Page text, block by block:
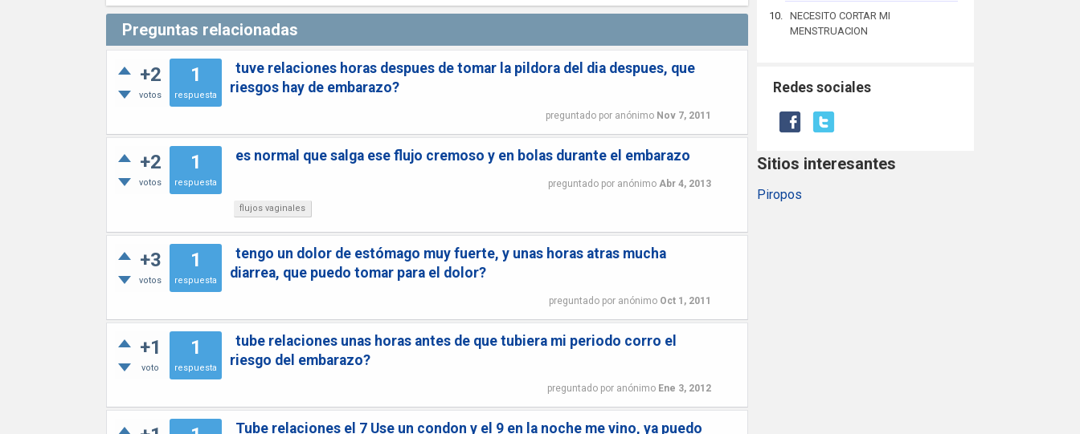
Preguntas relacionadas
+2
votos
1
respuesta
tuve relaciones horas despues de tomar la pildora del dia despues, que
riesgos hay de embarazo?
preguntado por anónimo Nov 7, 2011
+2
votos
1
respuesta
es normal que salga ese flujo cremoso y en bolas durante el embarazo
preguntado por anónimo Abr 4, 2013
flujos vaginales
+3
votos
1
respuesta
tengo un dolor de estómago muy fuerte, y unas horas atras mucha
diarrea, que puedo tomar para el dolor?
preguntado por anónimo Oct 1, 2011
+1
voto
1
respuesta
tube relaciones unas horas antes de que tubiera mi periodo corro el
riesgo del embarazo?
preguntado por anónimo Ene 3, 2012
Tube relaciones el 7 Use un condon y el 9 en la noche me vino, ya puedo
NECESITO CORTAR MI
MENSTRUACION
Redes sociales
Sitios interesantes
Piropos